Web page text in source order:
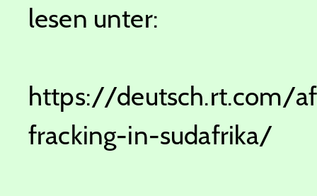
lesen unter:
https://deutsch.rt.com/
fracking-in-sudafrika/